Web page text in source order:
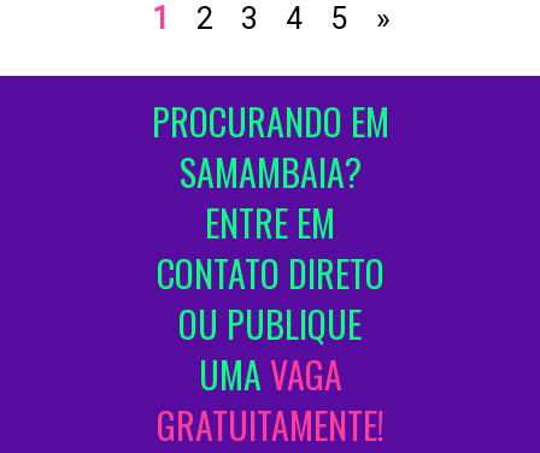
1 2 3 4 5 »
PROCURANDO EM
SAMAMBAIA?
ENTRE EM
CONTATO DIRETO
OU PUBLIQUE
UMAVAGA
GRATUITAMENTE!